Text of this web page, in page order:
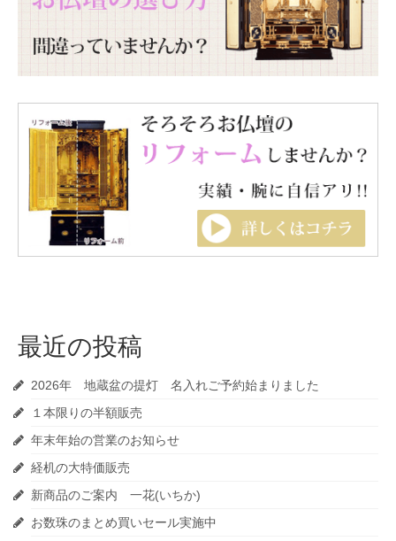
最近の投稿
2026年 地蔵盆の提灯 名入れご予約始まりました
１本限りの半額販売
年末年始の営業のお知らせ
経机の大特価販売
新商品のご案内 一花(いちか)
お数珠のまとめ買いセール実施中